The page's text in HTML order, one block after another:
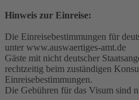
Hinweis zur Einreise:
Die Einreisebestimmungen für
unter www.auswaertiges-amt.de
Gäste mit nicht deutscher
rechtzeitig beim zuständigen
Einreisebestimmungen.
Die Gebühren für das Visum sind